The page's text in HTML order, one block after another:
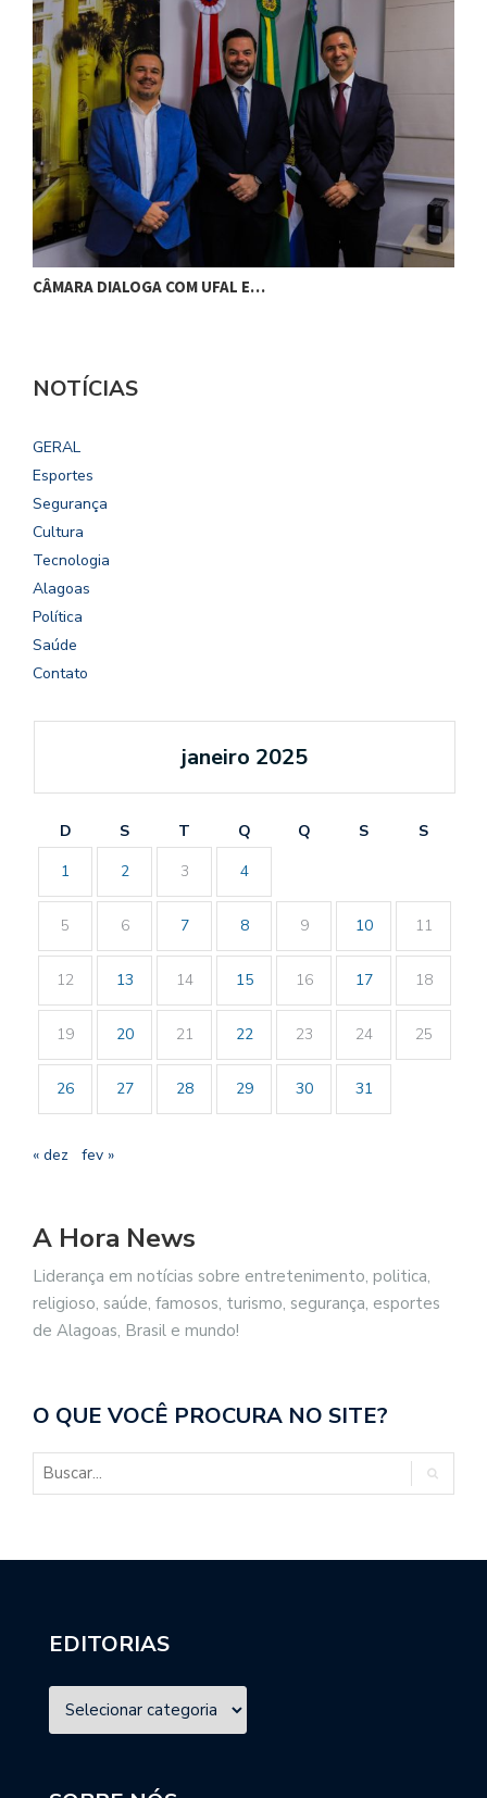
CÂMARA DIALOGA COM UFAL E…
NOTÍCIAS
GERAL
Esportes
Segurança
Cultura
Tecnologia
Alagoas
Política
Saúde
Contato
janeiro 2025
D S T Q Q S
S
1
2 3 4
5 6 7 8 9 10 11
12 13 14 15 16 17 18
19 20 21 22 23 24 25
26 27 28 29 30 31
« dez fev »
A Hora News
Liderança em notícias sobre entretenimento, politica,
religioso, saúde, famosos, turismo, segurança, esportes
de Alagoas, Brasil e mundo!
O QUE VOCÊ PROCURA NO SITE?
EDITORIAS